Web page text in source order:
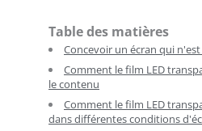
Table des matières
Concevoir un écran qui
Comment le film LED
le contenu
Comment le film LED
dans différentes conditions